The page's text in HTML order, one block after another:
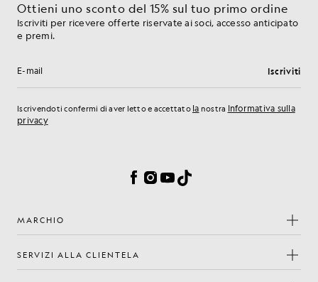
Ottieni uno sconto del 15% sul tuo primo ordine
Iscriviti per ricevere offerte riservate ai soci, accesso anticipato
e premi.
Indirizzo e-mail Iscriviti
Iscrivendoti confermi di aver letto e accettato la nostra Informativa sulla
privacy
Facebook
Instagram
YouTube
TikTok
MARCHIO
SERVIZI ALLA CLIENTELA